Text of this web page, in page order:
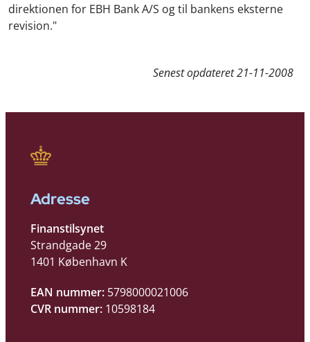
direktionen for EBH Bank A/S og til bankens eksterne
revision."
Senest opdateret21-11-2008
Adresse
Finanstilsynet
Strandgade 29
1401 København K
EAN nummer: 5798000021006
CVR nummer: 10598184